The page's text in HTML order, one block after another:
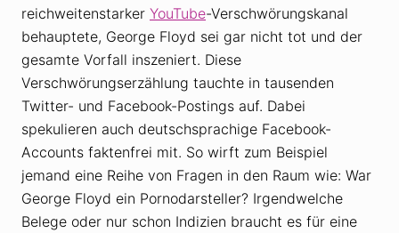
reichweitenstarker YouTube-Verschwörungskanal
behauptete, George Floyd sei gar nicht tot und der
gesamte Vorfall inszeniert. Diese
Verschwörungserzählung tauchte in tausenden
Twitter- und Facebook-Postings auf. Dabei
spekulieren auch deutschsprachige Facebook-
Accounts faktenfrei mit. So wirft zum Beispiel
jemand eine Reihe von Fragen in den Raum wie: War
George Floyd ein Pornodarsteller? Irgendwelche
Belege oder nur schon Indizien braucht es für eine